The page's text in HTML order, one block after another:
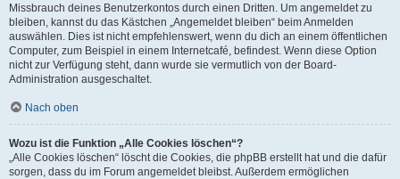
Missbrauch deines Benutzerkontos durch einen Dritten. Um angemeldet zu
bleiben, kannst du das Kästchen „Angemeldet bleiben“ beim Anmelden
auswählen. Dies ist nicht empfehlenswert, wenn du dich an einem öffentlichen
Computer, zum Beispiel in einem Internetcafé, befindest. Wenn diese Option
nicht zur Verfügung steht, dann wurde sie vermutlich von der Board-
Administration ausgeschaltet.
Nach oben
Wozu ist die Funktion „Alle Cookies löschen“?
„Alle Cookies löschen“ löscht die Cookies, die phpBB erstellt hat und die dafür
sorgen, dass du im Forum angemeldet bleibst. Außerdem ermöglichen